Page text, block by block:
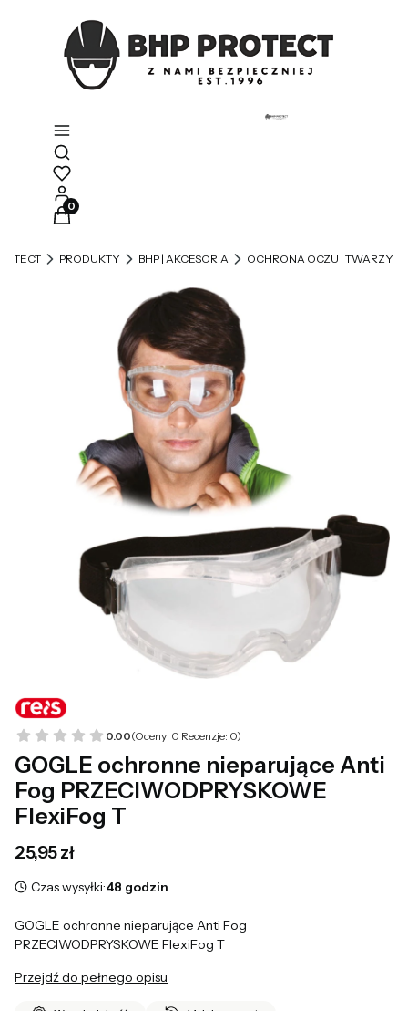
Otwórz wyszukiwarkę
Produkty w koszyku: 0. Zobacz szczegóły
PRODUKTY BHP | AKCESORIA OCHRONA OCZU I TWARZY
0.00(Oceny: 0 Recenzje: 0)
GOGLE ochronne nieparujące Anti
Fog PRZECIWODPRYSKOWE
FlexiFog T
Cena
25,95 zł
Czas wysyłki:48 godzin
GOGLE ochronne nieparujące Anti Fog
PRZECIWODPRYSKOWE FlexiFog T
Przejdź do pełnego opisu